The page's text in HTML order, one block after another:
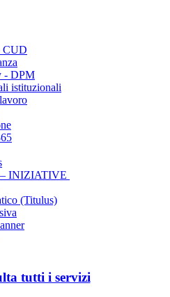
CUD
- DPM
istituzionali
INIZIATIVE
(Titulus)
tutti i servizi